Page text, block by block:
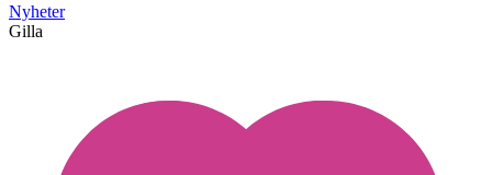
Nyheter
Gilla